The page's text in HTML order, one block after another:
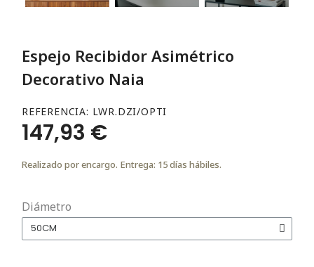
Espejo Recibidor Asimétrico
Decorativo Naia
REFERENCIA LWR.DZI/OPTI
147,93 €
Realizado por encargo. Entrega: 15 días hábiles.
Diámetro